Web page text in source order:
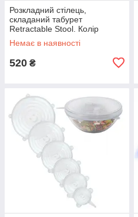
Розкладний стілець,
складаний табурет
Retractable Stool. Колір
червоний JY-78
Немає в наявності
520 ₴